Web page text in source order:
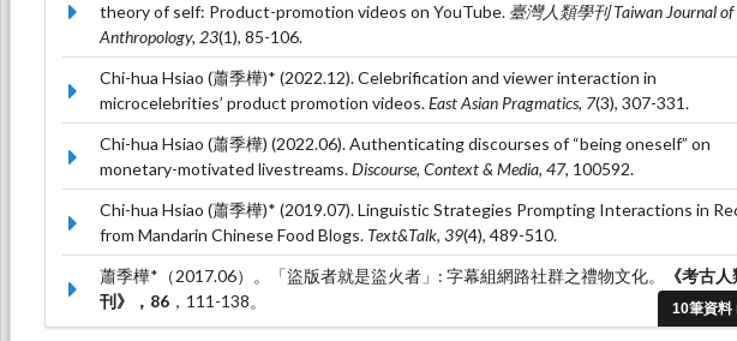
10筆資料
theory of self: Product-promotion videos on YouTube. 臺灣人類學刊 Taiwan Journal of
Anthropology, 23(1), 85-106.
Chi-hua Hsiao (蕭季樺)* (2022.12). Celebrification and viewer interaction in
microcelebrities’ product promotion videos.East Asian Pragmatics, 7(3), 307-331.
Chi-hua Hsiao (蕭季樺) (2022.06). Authenticating discourses of “being oneself” on
monetary-motivated livestreams.Discourse, Context & Media, 47, 100592.
Chi-hua Hsiao (蕭季樺)* (2019.07). Linguistic Strategies Prompting Interactions in
from Mandarin Chinese Food Blogs. Text&Talk, 39(4), 489-510.
蕭季樺*（2017.06）。「盜版者就是盜火者」: 字幕組網路社群之禮物文化。
《考古
刊》，86 ，111-138。